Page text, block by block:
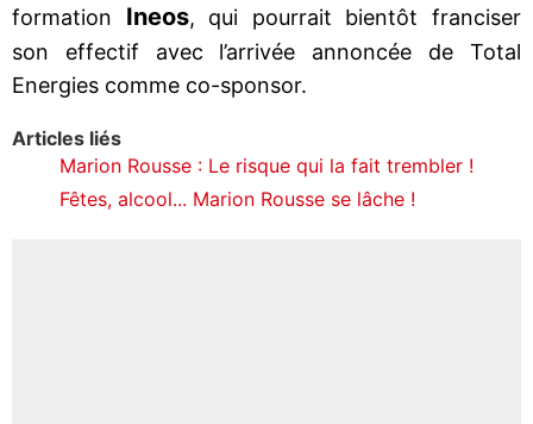
formation Ineos, qui pourrait bientôt franciser
son effectif avec l’arrivée annoncée de Total
Energies comme co-sponsor.
Articles liés
Marion Rousse : Le risque qui la fait trembler !
Fêtes, alcool... Marion Rousse se lâche !